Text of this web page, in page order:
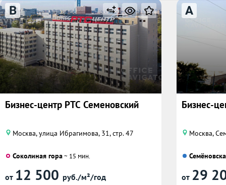
B
Бизнес-центр РТС Семеновский
Москва, улица Ибрагимова, 31, стр. 47
Соколиная гора~ 15 мин.
от 12 500 руб./м²/год
A
Бизнес-
Москва,
от 29